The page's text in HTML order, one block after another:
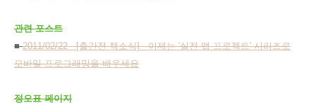
관련 포스트
■2011/02/22 - [출간전 책소식] - 이제는 '실전 앱 프로젝트' 시리즈로
모바일 프로그래밍을 배우세요
정오표 페이지